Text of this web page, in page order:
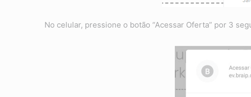
No celular, pressione o botão “Acessar Oferta” por 3